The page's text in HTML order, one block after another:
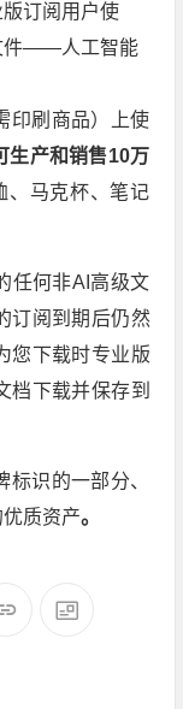
订阅用户使
件——人工智能
印刷商品）上使
生产和销售10万
、马克杯、笔记
任何非AI高级文
订阅到期后仍然
您下载时专业版
档下载并保存到
识的一部分、
质资产。